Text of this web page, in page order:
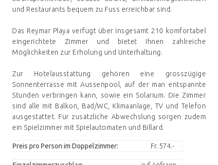
und Restaurants bequem zu Fuss erreichbar sind.
Das Reymar Playa verfügt über insgesamt 210 komfortabel
eingerichtete Zimmer und bietet Ihnen zahlreiche
Möglichkeiten zur Erholung und Unterhaltung.
Zur Hotelausstattung gehören eine grosszügige
Sonnenterrasse mit Aussenpool, auf der man entspannte
Stunden verbringen kann, sowie ein Solarium. Die Zimmer
sind alle mit Balkon, Bad/WC, Klimaanlage, TV und Telefon
ausgestattet. Für zusätzliche Abwechslung sorgen zudem
ein Spielzimmer mit Spielautomaten und Billard.
Preis pro Person im Doppelzimmer: Fr. 574.-